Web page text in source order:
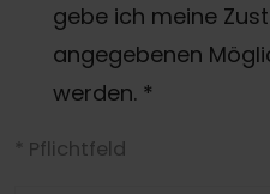
gebe ich meine
angegebenen
werden. *
* Pflichtfeld